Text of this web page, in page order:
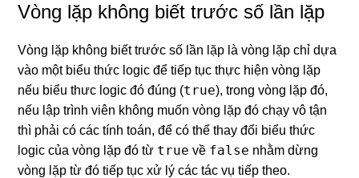
Vòng lặp không biết trước số lần lặp
Vòng lặp không biết trước số lần lặp là vòng lặp chỉ dựa
vào một biểu thức logic để tiếp tục thực hiện vòng lặp
nếu biểu thưc logic đó đúng (true), trong vòng lặp đó,
nếu lập trình viên không muốn vòng lặp đó chạy vô tận
thì phải có các tính toán, để có thể thay đổi biểu thức
logic của vòng lặp đó từ true về false nhằm dừng
vòng lặp từ đó tiếp tục xử lý các tác vụ tiếp theo.